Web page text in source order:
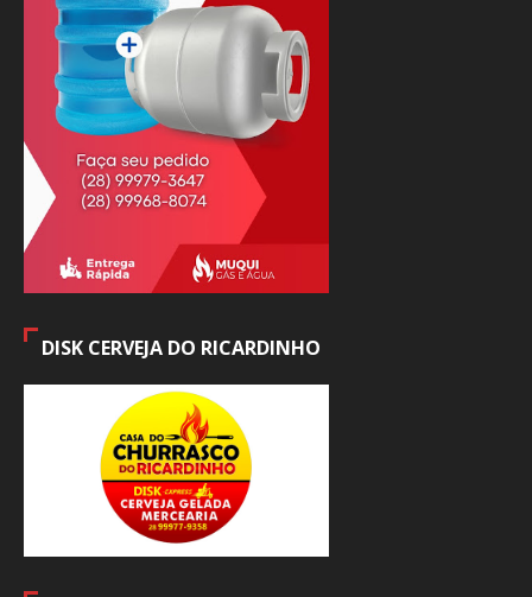
DISK CERVEJA DO RICARDINHO